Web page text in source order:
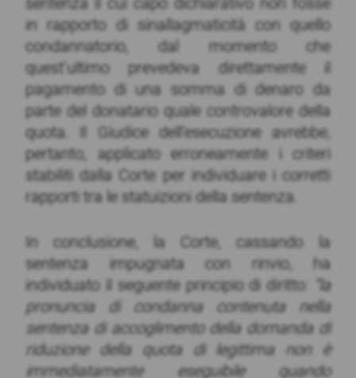
in rapporto di sinallagmaticità con quello
condannatorio, dal momento che
quest’ultimo prevedeva direttamente il
pagamento di una somma di denaro da
parte del donatario quale controvalore della
quota. Il Giudice dell’esecuzione avrebbe,
pertanto, applicato erroneamente i criteri
stabiliti dalla Corte per individuare i corretti
rapporti tra le statuizioni della sentenza.
In conclusione, la Corte, cassando la
sentenza impugnata con rinvio, ha
individuato il seguente principio di diritto: “la
pronuncia di condanna contenuta nella
sentenza di accoglimento della domanda di
riduzione della quota di legittima non è
immediatamente eseguibile quando